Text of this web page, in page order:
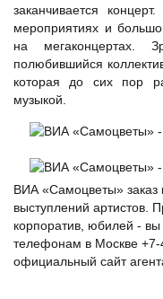
заканчивается
мероприятиях и
на мегаконцертах.
полюбившийся
которая до сих пор
музыкой.
ВИА «Самоцветы» заказ
выступлений артистов.
корпоратив, юбилей -
телефонам в Москве
официальный сайт